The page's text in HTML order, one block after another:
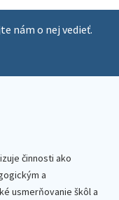
nám o nej vedieť.
činnosti ako
a
usmerňovanie škôl a